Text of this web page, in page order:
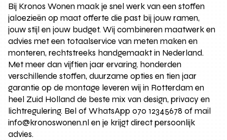
Bij Kronos Wonen maak je snel werk van een stoffen
jaloezieën op maat offerte die past bij jouw ramen,
jouw stijl en jouw budget. Wij combineren maatwerk en
advies met een totaalservice van meten maken en
monteren, rechtstreeks handgemaakt in Nederland.
Met meer dan vijftien jaar ervaring, honderden
verschillende stoffen, duurzame opties en tien jaar
garantie op de montage leveren wij in Rotterdam en
heel Zuid Holland de beste mix van design, privacy en
lichtregulering. Bel of WhatsApp 070 12345678 of mail
info@kronoswonen.nl en je krijgt direct persoonlijk
advies.